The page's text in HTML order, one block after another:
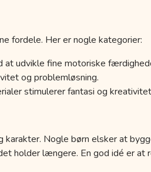
fordele. Her er nogle kategorier:
udvikle fine motoriske
og problemløsning.
stimulerer fantasi og
Nogle børn elsker at
holder længere. En god idé er